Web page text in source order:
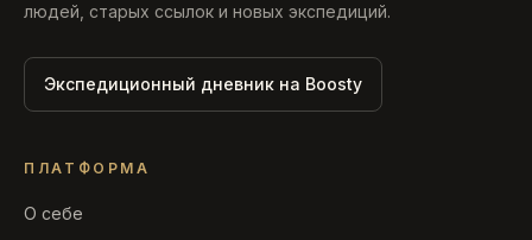
людей, старых ссылок и новых экспедиций.
Экспедиционный дневник на Boosty
ПЛАТФОРМА
О себе